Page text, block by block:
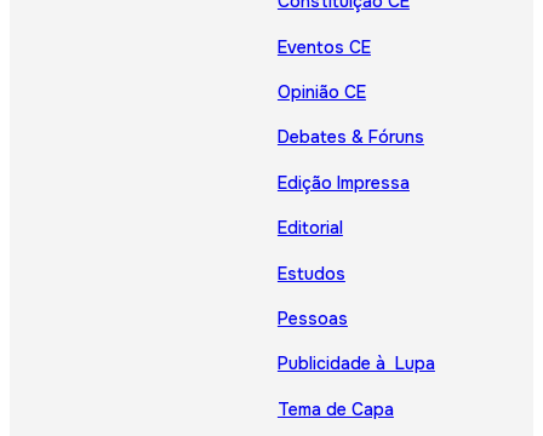
Eventos CE
Opinião CE
Debates & Fóruns
Edição Impressa
Editorial
Estudos
Pessoas
Publicidade à Lupa
Tema de Capa